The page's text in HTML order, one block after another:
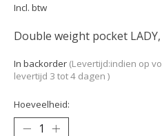
Incl. btw
Double weight pocket
In backorder (Levertijd:indien op
levertijd 3 tot 4 dagen )
Hoeveelheid: